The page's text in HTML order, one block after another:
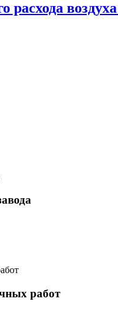
расхода
работ